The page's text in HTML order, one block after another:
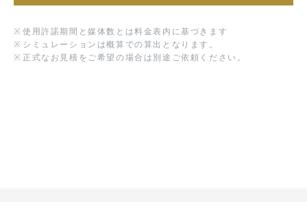
※ 使用許諾期間と媒体数とは料金表内に基づきます
※ シミュレーションは概算での算出となります。
※ 正式なお見積をご希望の場合は別途ご依頼ください。